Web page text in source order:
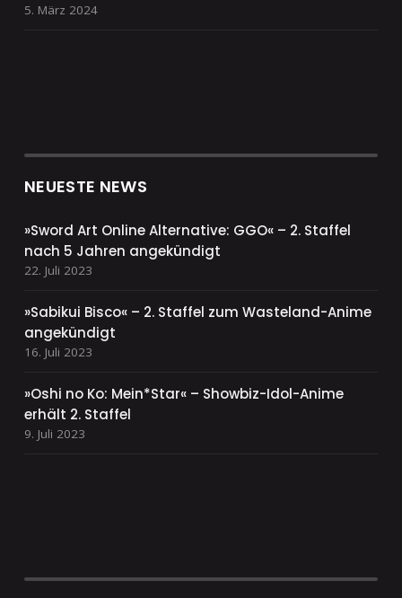
5. März 2024
NEUESTE NEWS
»Sword Art Online Alternative: GGO« – 2. Staffel
nach 5 Jahren angekündigt
22. Juli 2023
»Sabikui Bisco« – 2. Staffel zum Wasteland-Anime
angekündigt
16. Juli 2023
»Oshi no Ko: Mein*Star« – Showbiz-Idol-Anime
erhält 2. Staffel
9. Juli 2023